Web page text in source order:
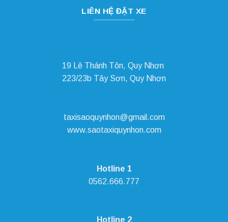
LIÊN HỆ ĐẶT XE
19 Lê Thánh Tôn, Quy Nhơn
223/23b Tây Sơn, Quy Nhơn
taxisaoquynhon@gmail.com
www.saotaxiquynhon.com
Hotline 1
0562.666.777
Hotline 2